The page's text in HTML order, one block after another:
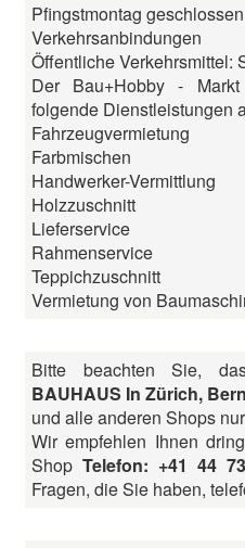
Pfingstmontag geschlossen
Verkehrsanbindungen
Öffentliche Verkehrsmittel:
Der Bau+Hobby -
folgende Dienstleistungen
Fahrzeugvermietung
Farbmischen
Handwerker-Vermittlung
Holzzuschnitt
Lieferservice
Rahmenservice
Teppichzuschnitt
Vermietung von
Bitte beachten Sie,
BAUHAUS In Zürich,
und alle anderen Shops
Wir empfehlen Ihnen
Shop Telefon: +41 44
Fragen, die Sie haben,